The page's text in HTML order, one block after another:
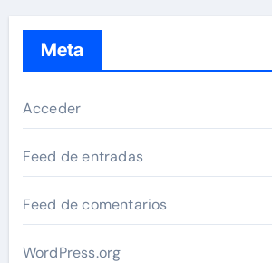
Meta
Acceder
Feed de entradas
Feed de comentarios
WordPress.org